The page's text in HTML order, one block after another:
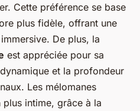
Cette préférence se base
plus fidèle, offrant une
De plus, la
est appréciée pour sa
et la profondeur
Les mélomanes
plus intime, grâce à la